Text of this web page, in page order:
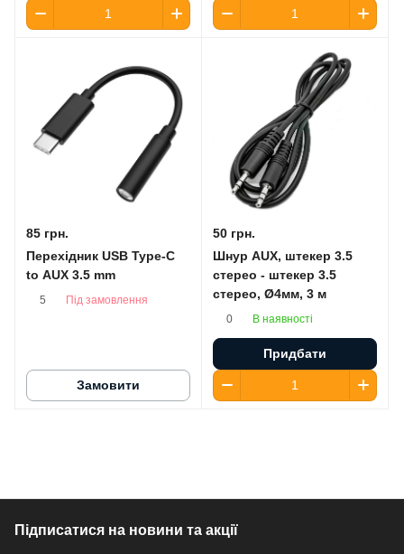
85 грн.
Перехідник USB Type-C
to AUX 3.5 mm
5 Під замовлення
Замовити
50 грн.
Шнур AUX, штекер 3.5
стерео - штекер 3.5
стерео, Ø4мм, 3 м
0 В наявності
Придбати
Підписатися на новини та акції